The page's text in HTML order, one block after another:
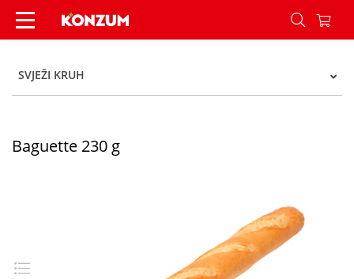
Baguette 230 g - Konzum
SVJEŽI KRUH
Baguette 230 g